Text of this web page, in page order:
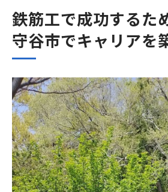
鉄筋工としてのキャリア
格
茨城県守谷市でのネット
成功への第一歩としての
ト
茨城県守谷市での鉄筋工の魅
守谷市が鉄筋工に選ばれ
高収入を実現するための
鉄筋工で成功するた
守谷市でキャリアを